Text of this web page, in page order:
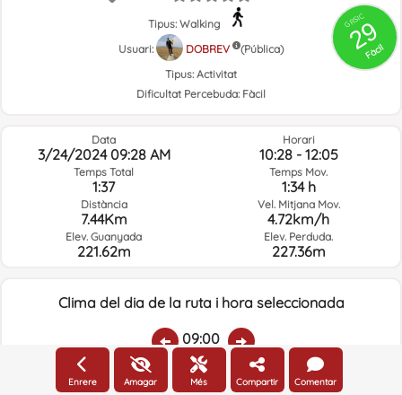
GRSIC
29
Fàcil
Tipus: Walking
Usuari:
DOBREV
(Pública)
Tipus: Activitat
Dificultat Percebuda: Fàcil
Data
3/24/2024 09:28 AM
Temps Total
1:37
Distància
7.44Km
Elev. Guanyada
221.62m
Horari
10:28 - 12:05
Temps Mov.
1:34 h
Vel. Mitjana Mov.
4.72km/h
Elev. Perduda.
227.36m
Clima del dia de la ruta i hora seleccionada
09:00
Temp.:Pluja:Humitat mitjana:Veloc. Viento:Direcc. Vent:
Enrere Amagar Més Compartir Comentar